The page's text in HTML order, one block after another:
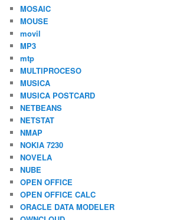
MOSAIC
MOUSE
movil
MP3
mtp
MULTIPROCESO
MUSICA
MUSICA POSTCARD
NETBEANS
NETSTAT
NMAP
NOKIA 7230
NOVELA
NUBE
OPEN OFFICE
OPEN OFFICE CALC
ORACLE DATA MODELER